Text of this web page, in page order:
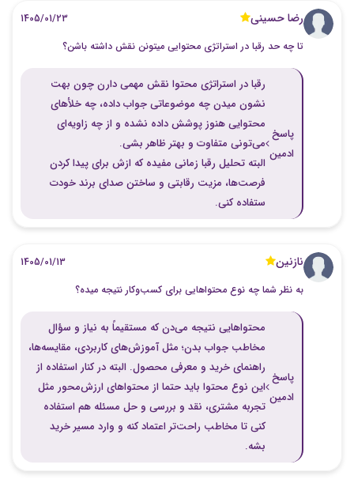
رضا حسینی
تا چه حد رقبا در استراتژی محتوایی میتونن نقش داشته باشن؟
پاسخ
ادمین
رقبا در استراتژی محتوا نقش مهمی دارن چون بهت
نشون میدن چه موضوعاتی جواب داده، چه خلأهای
محتوایی هنوز پوشش داده نشده و از چه زاویه‌ای
می‌تونی متفاوت و بهتر ظاهر بشی.
البته تحلیل رقبا زمانی مفیده که ازش برای پیدا کردن
فرصت‌ها، مزیت رقابتی و ساختن صدای برند خودت
ستفاده کنی.
1405/01/23
نازنین
به نظر شما چه نوع محتواهایی برای کسب‌وکار نتیجه میده؟
پاسخ
ادمین
محتواهایی نتیجه می‌دن که مستقیماً به نیاز و سؤال
مخاطب جواب بدن؛ مثل آموزش‌های کاربردی، مقایسه‌ها،
راهنمای خرید و معرفی محصول. البته در کنار استفاده از
این نوع محتوا باید حتما از محتواهای ارزش‌محور مثل
تجربه مشتری، نقد و بررسی و حل مسئله هم استفاده
کنی تا مخاطب راحت‌تر اعتماد کنه و وارد مسیر خرید
بشه.
1405/01/13